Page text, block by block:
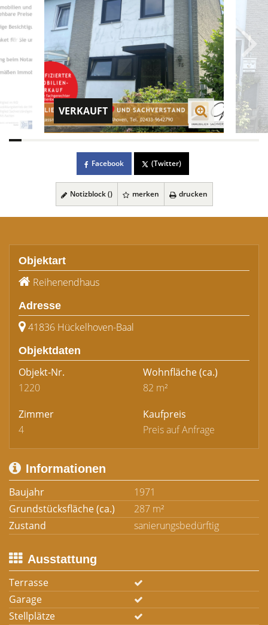
VERKAUFT
Facebook (Twitter)
Notizblock () merken drucken
Objektart
Reihenendhaus
Adresse
41836 Hückelhoven-Baal
Objektdaten
Objekt-Nr.
1220
Wohnfläche(ca.)
82 m²
Zimmer
4
Kaufpreis
Preis auf Anfrage
Informationen
Baujahr
1971
Grundstücksfläche (ca.)
287 m²
Zustand
sanierungsbedürftig
Ausstattung
Terrasse
Garage
Stellplätze